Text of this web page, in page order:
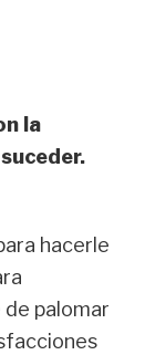
la
hacerle
de palomar